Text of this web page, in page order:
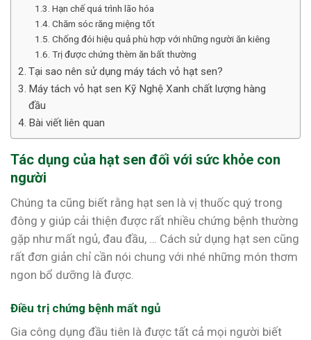
Hạn chế quá trình lão hóa
Chăm sóc răng miệng tốt
Chống đói hiệu quả phù hợp với những người ăn kiêng
Trị được chứng thèm ăn bất thường
Tại sao nên sử dụng máy tách vỏ hạt sen?
Máy tách vỏ hạt sen Kỹ Nghệ Xanh chất lượng hàng
đầu
Bài viết liên quan
Tác dụng của hạt sen đối với sức khỏe con
người
Chúng ta cũng biết rằng hạt sen là vị thuốc quý trong
đông y giúp cải thiện được rất nhiều chứng bệnh thường
gặp như mất ngủ, đau đầu, … Cách sử dụng hạt sen cũng
rất đơn giản chỉ cần nói chung với nhé những món thơm
ngon bổ dưỡng là được.
Điều trị chứng bệnh mất ngủ
Gia công dụng đầu tiên là được tất cả mọi người biết